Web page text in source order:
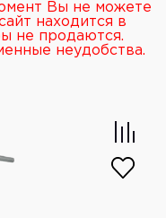
Вы не можете
находится в
не продаются.
неудобства.